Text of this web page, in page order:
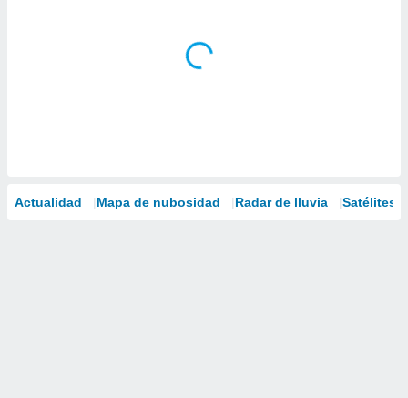
Actualidad Mapa de nubosidad Radar de lluvia Satélites